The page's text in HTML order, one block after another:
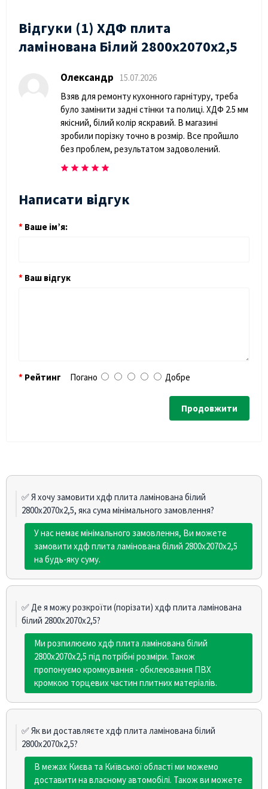
Відгуки (1) ХДФ плита
ламінована Білий 2800х2070х2,5
Олександр
15.07.2026
Взяв для ремонту кухонного гарнітуру, треба
було замінити задні стінки та полиці. ХДФ 2.5 мм
якісний, білий колір яскравий. В магазині
зробили порізку точно в розмір. Все пройшло
без проблем, результатом задоволений.
Написати відгук
Ваше ім’я:
Ваш відгук
Рейтинг Погано Добре
Продовжити
✅ Я хочу замовити хдф плита ламінована білий
2800х2070х2,5, яка сума мінімального замовлення?
У нас немає мінімального замовлення, Ви можете
замовити хдф плита ламінована білий 2800х2070х2,5
на будь-яку суму.
✅ Де я можу розкроїти (порізати) хдф плита ламінована
білий 2800х2070х2,5?
Ми розпилюємо хдф плита ламінована білий
2800х2070х2,5 під потрібні розміри. Також
пропонуємо кромкування - обклеювання ПВХ
кромкою торцевих частин плитних матеріалів.
✅ Як ви доставляєте хдф плита ламінована білий
2800х2070х2,5?
В межах Києва та Київської області ми можемо
доставити на власному автомобілі. Також ви можете